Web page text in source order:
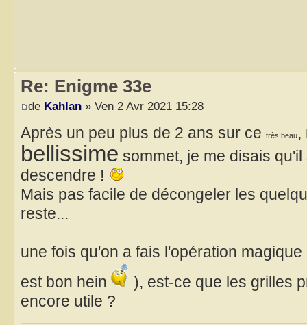
Re: Enigme 33e
de Kahlan » Ven 2 Avr 2021 15:28
Après un peu plus de 2 ans sur ce très beau,
bellissime sommet, je me disais
descendre !
Mais pas facile de décongeler les
reste...
une fois qu'on a fais l'opération
est bon hein
), est-ce que les grilles
encore utile ?